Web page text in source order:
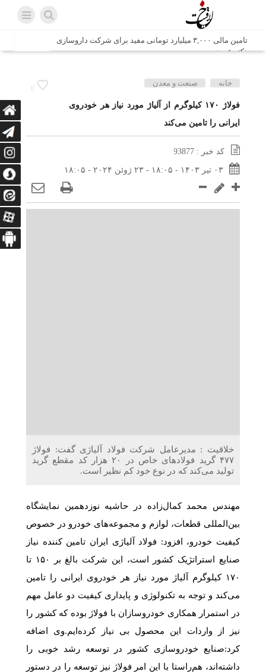
تامین مالی ۳,۰۰۰ میلیارد تومانی مفید برای شرکت داروسازی
دکتر عبیدی
شش وزیر کابینه پاکستان با حضور در سفارت ایران در اسلام
اتابک: ظرفیت های جدید همکاری‌های تجاری ایران و پاکستان با
محوریت بخش خصوصی فعال می‌شود
در مسیر جا‌مانده‌ها، دل‌ها به کربلا رسیده است
وزیر صمت خواستار پیگیری کانتینرهای ایرانی در بندر کراچی
شد / تجارت ۱۰ میلیارد دلاری ایران و پاکستان
0
خانه صنعت و معدن
فولاژ ۱۷۰ کیلوگرم از آلیاژ مورد نیاز هر خودروی
ایرانی را تامین می‌کند
کد خبر : 93877
۰۳ تیر ۱۴۰۳ - ۱۸:۰۵ - ۲۳ ژوئن ۲۰۲۴ - ۱۸:۰۵
خلاقیت : مدیرعامل شرکت فولاد آلیاژی گفت: فولاژ
۴۷۷ گرید فولادهای خاص در ۲۰ هزار کد مقطع گرید
تولید می‌کند که در نوع خود کم نظیر است.
مهندس محمد کمال‌زاده در حاشیه نوزدهمین نمایشگاه
بین‌المللی قطعات، لوازم و مجموعه‌های خودرو در خصوص
کیفیت خودرو، افزود: فولاد آلیاژی ایران تامین کننده نیاز
صنایع استراتژیک کشور است، این شرکت بالغ بر ۱۵۰ تا
۱۷۰ کیلوگرم آلیاژ مورد نیاز هر خودروی ایرانی را تامین‌
می‌کند و توجه به تکنولوژی و پایداری کیفیت دو عامل مهم
در استمرار همکاری خودروسازان با فولاژ بوده که کشور را
نیز از واردات این محصول بی نیاز کرده‌ایم.وی اضافه
کرد:صنایع خودروسازی کشور در توسعه رشد خوبی را
داشته‌اند، هم‌راستا با این امر فولاژ نیز توسعه را در دستور